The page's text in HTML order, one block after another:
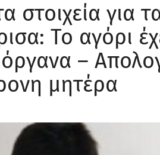
στοιχεία για
Το αγόρι
–
μητέρα